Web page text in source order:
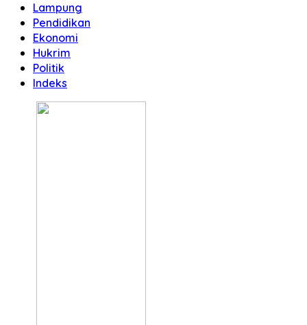
Lampung
Pendidikan
Ekonomi
Hukrim
Politik
Indeks